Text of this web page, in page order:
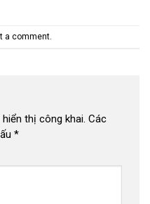
a comment.
thị công khai. Các
*